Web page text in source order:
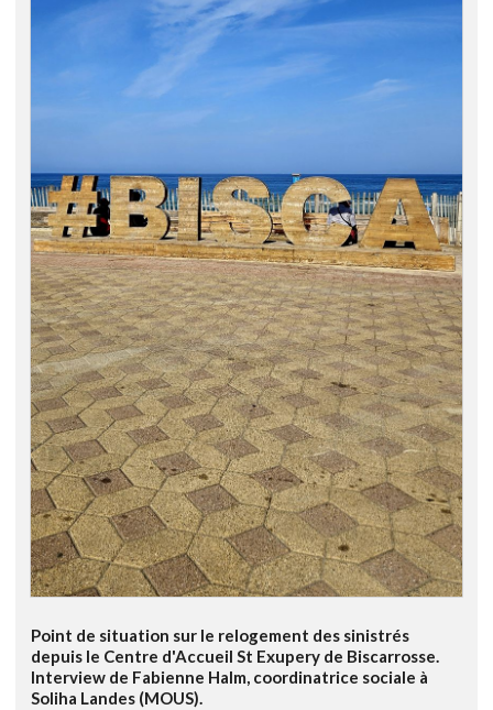
Point de situation sur le relogement des sinistrés
depuis le Centre d'Accueil St Exupery de Biscarrosse.
Interview de Fabienne Halm, coordinatrice sociale à
Soliha Landes (MOUS).